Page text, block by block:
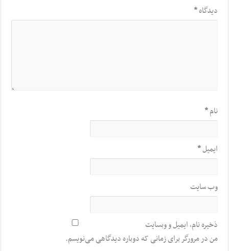
دیدگاه*
نام*
ایمیل*
وب‌ سایت
ذخیره نام، ایمیل و وبسایت
من در مرورگر برای زمانی که دوباره دیدگاهی می‌نویسم.